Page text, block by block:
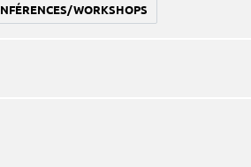
WORKSHOPS